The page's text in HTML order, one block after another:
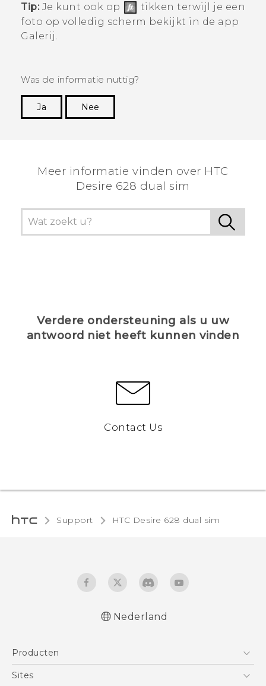
Tip:Je kunt ook op
tikken terwijl je een
foto op volledig scherm bekijkt in de app
Galerij .
Was de informatie nuttig?
Ja
Nee
Meer informatie vinden over HTC
Desire 628 dual sim
Verdere ondersteuning als u uw
antwoord niet heeft kunnen vinden
Contact Us
Support HTC Desire 628 dual sim‎
Nederlands - Gebruikershandleiding
Nederland
Producten
Telefoons
Sites